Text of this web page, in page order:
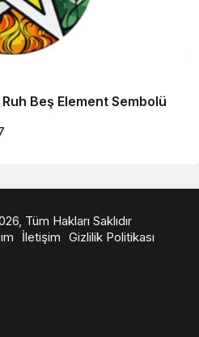
Beş Element Sembolü
Tüm Hakları Saklıdır
İletişim Gizlilik Politikası